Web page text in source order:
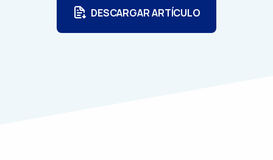
DESCARGAR ARTÍCULO